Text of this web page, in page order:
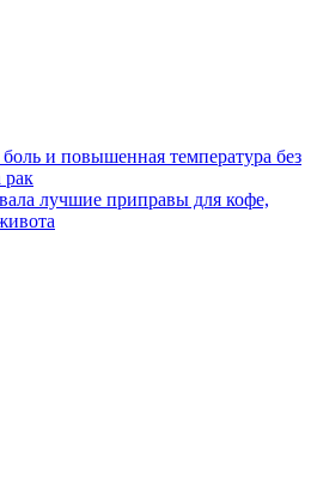
и повышенная температура без
рак
лучшие приправы для кофе,